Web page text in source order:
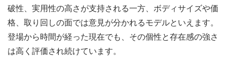
破性、実用性の高さが支持される一方、ボディサイズや価
格、取り回しの面では意見が分かれるモデルといえます。
登場から時間が経った現在でも、その個性と存在感の強さ
は高く評価され続けています。